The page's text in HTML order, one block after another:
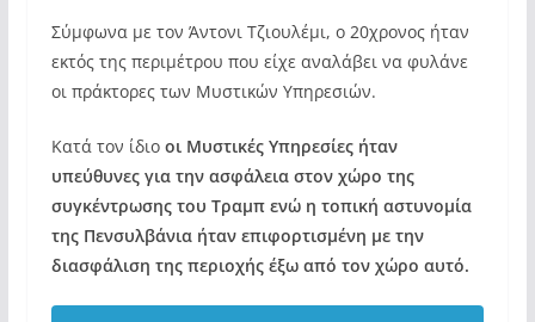
Σύμφωνα με τον Άντονι Τζιουλέμι, ο 20χρονος ήταν
εκτός της περιμέτρου που είχε αναλάβει να φυλάνε
οι πράκτορες των Μυστικών Υπηρεσιών.
Κατά τον ίδιο οι Μυστικές Υπηρεσίες ήταν
υπεύθυνες για την ασφάλεια στον χώρο της
συγκέντρωσης του Τραμπ ενώ η τοπική αστυνομία
της Πενσυλβάνια ήταν επιφορτισμένη με την
διασφάλιση της περιοχής έξω από τον χώρο αυτό.